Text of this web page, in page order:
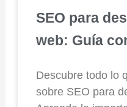
SEO para
web: Guía
Descubre todo lo
sobre SEO para